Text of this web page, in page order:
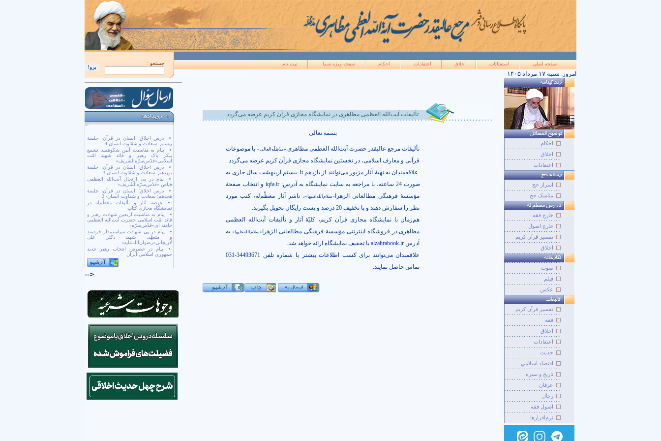
جستجو : صفحه اصلي استفتائات اخلاق اعتقادات احکام صفحه ويژه شما ثبت نام
امروز: ۱۴۰۵ شنبه ۱۷ مرداد
درس اخلاق؛ انسان در قرآن، جلسۀ
بیستم: سعادت و شقاوت انسان-4
پیام به مناسبت آیین شکوهمند تشییع
پیکر پاک رهبر و قائد شهید امّت
اسلامی«قدّس‌سرّه‌الشریف»
درس اخلاق؛ انسان در قرآن، جلسۀ
نوزدهم: سعادت و شقاوت انسان-3
پیام در پی ارتحال آیت‌الله العظمی
فیاض «قدّس‌سرّه‌الشّریف»
درس اخلاق؛ انسان در قرآن، جلسۀ
هجدهم: سعادت و شقاوت انسان- 2
عرضه آثار و تألیفات معظّم‌له در
نمایشگاه مجازی کتاب
پیام به مناسبت اربعین شهادت رهبر و
قائد امّت اسلامی حضرت آیت‌الله العظمی
خامنه ای«قدّس‌سرّه»
پیام در پی شهادت سیاستمدار خردمند
و متعهّد، شهید دکتر علی
لاریجانی«رضوان‌الله‌علیه»
پیام در خصوص انتخاب رهبر جدید
جمهوری اسلامی ایران
-->
تألیفات آیت‌الله العظمی مظاهری در نمایشگاه مجازی قرآن کریم عرضه می‌گردد
بسمه تعالی
تألیفات مرجع عاليقدر حضرت آیت‌الله العظمی مظاهری «مدّظلّه‌العالی» با موضوعات
قرآنی و معارف اسلامی، در نخستین نمایشگاه مجازی قرآن کریم عرضه می‌گردد.
علاقه‌مندان به تهیۀ آثار مزبور می‌توانند از یازدهم تا بیستم اریبهشت سال جاری به
صورت 24 ساعته، با مراجعه به سایت نمایشگاه به آدرس
:
iqfa.irو انتخاب صفحۀ
مؤسسۀ فرهنگی مطالعاتی الزهرا
«سلام‌الله‌علیها»، ناشر آثار معظّم‌له، کتب مورد
نظر را سفارش دهند و با تخفیف 20 درصد و پست رایگان تحویل بگیرند.
هم‌زمان با نمایشگاه مجازی قرآن کریم، کلیّۀ آثار و تألیفات آیت‌الله العظمی
مظاهری در فروشگاه اینترنتی مؤسسۀ فرهنگی مطالعاتی الزهرا
«سلام‌الله‌علیها»به
آدرس alzahrabook.ir با تخفیف نمایشگاه ارائه خواهد شد.
علاقمندان می‌توانند برای کسب اطلاعات بیشتر با شماره تلفن 34493671-031
تماس حاصل نمايند.
احکام
اخلاق
اعتقادات
اسرار حج
مناسک حج
خارج فقه
خارج اصول
تفسیر قرآن کریم
اخلاق
صوت
فيلم
عکس
تفسير قرآن کريم
فقه
اخلاق
اعتقادات
حديث
اقتصاد اسلامي
تاريخ و سيره
عرفان
رجال
اصول فقه
نرم‌افزارها